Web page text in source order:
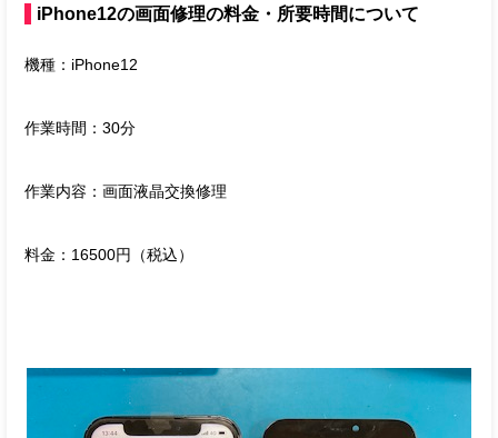
iPhone12の画面修理の料金・所要時間について
機種：iPhone12
作業時間：30分
作業内容：画面液晶交換修理
料金：16500円（税込）